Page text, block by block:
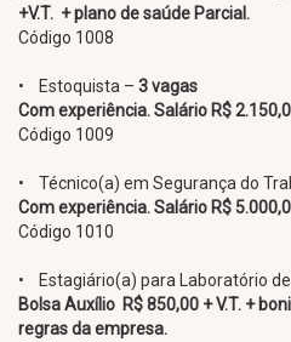
+V.T. + plano de saúde Parcial.
Código 1008
• Estoquista – 3 vagas
Com experiência. Salário R$
Código 1009
• Técnico(a) em Segurança do
Com experiência. Salário R$
Código 1010
• Estagiário(a) para Laboratório
Bolsa Auxílio R$ 850,00 + V.T. +
regras da empresa.